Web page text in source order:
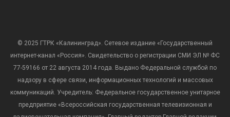
© 2025 ГТРК «Калининград». Сетевое издание «Государственный
интернет-канал «Россия». Свидетельство о регистрации СМИ ЭЛ № ФС
77-59166 от 22 августа 2014 года. Выдано Федеральной службой по
надзору в сфере связи, информационных технологий и массовых
коммуникаций. Учредитель: Федеральное государственное унитарное
предприятие «Всероссийская государственная телевизионная и